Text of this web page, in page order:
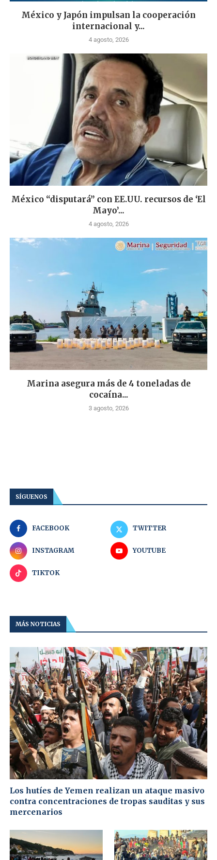
México y Japón impulsan la cooperación
internacional y...
4 agosto, 2026
México “disputará” con EE.UU. recursos de ‘El
Mayo’...
4 agosto, 2026
Marina asegura más de 4 toneladas de
cocaína...
3 agosto, 2026
SÍGUENOS
FACEBOOK TWITTER
INSTAGRAM YOUTUBE
TIKTOK
MÁS NOTICIAS
Los hutíes de Yemen realizan un ataque masivo
contra concentraciones de tropas sauditas y sus
mercenarios